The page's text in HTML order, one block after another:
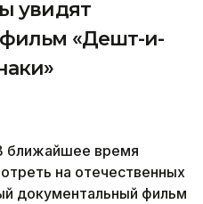
увидят
«Дешт-и-
время
на отечественных
документальный фильм